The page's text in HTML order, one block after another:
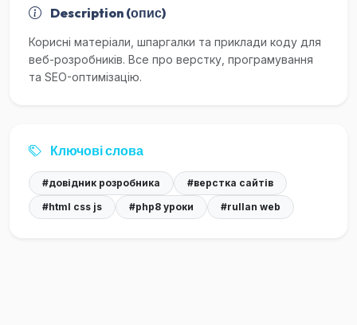
Description (опис)
Корисні матеріали, шпаргалки та приклади коду для
веб-розробників. Все про верстку, програмування
та SEO-оптимізацію.
Ключові слова
#довідник розробника
#верстка сайтів
#html css js
#php8 уроки #rullan web